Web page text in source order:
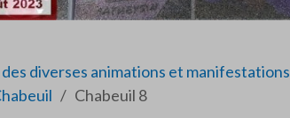
diverses animations et manifestations
Chabeuil 8